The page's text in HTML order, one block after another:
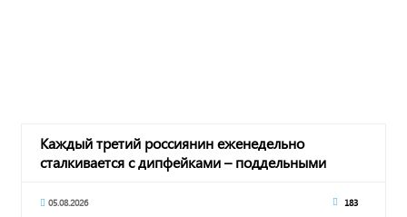
Каждый третий россиянин еженедельно
сталкивается с дипфейками – поддельными
05.08.2026 183